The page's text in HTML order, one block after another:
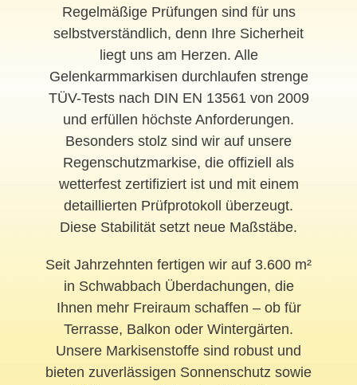
Regelmäßige Prüfungen sind für uns
selbstverständlich, denn Ihre Sicherheit
liegt uns am Herzen. Alle
Gelenkarmmarkisen durchlaufen strenge
TÜV-Tests nach DIN EN 13561 von 2009
und erfüllen höchste Anforderungen.
Besonders stolz sind wir auf unsere
Regenschutzmarkise, die offiziell als
wetterfest zertifiziert ist und mit einem
detaillierten Prüfprotokoll überzeugt.
Diese Stabilität setzt neue Maßstäbe.
Seit Jahrzehnten fertigen wir auf 3.600 m²
in Schwabbach Überdachungen, die
Ihnen mehr Freiraum schaffen – ob für
Terrasse, Balkon oder Wintergärten.
Unsere Markisenstoffe sind robust und
bieten zuverlässigen Sonnenschutz sowie